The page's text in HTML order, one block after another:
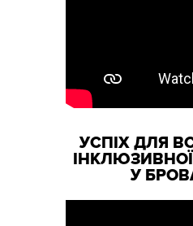
УСПІХ ДЛЯ
У